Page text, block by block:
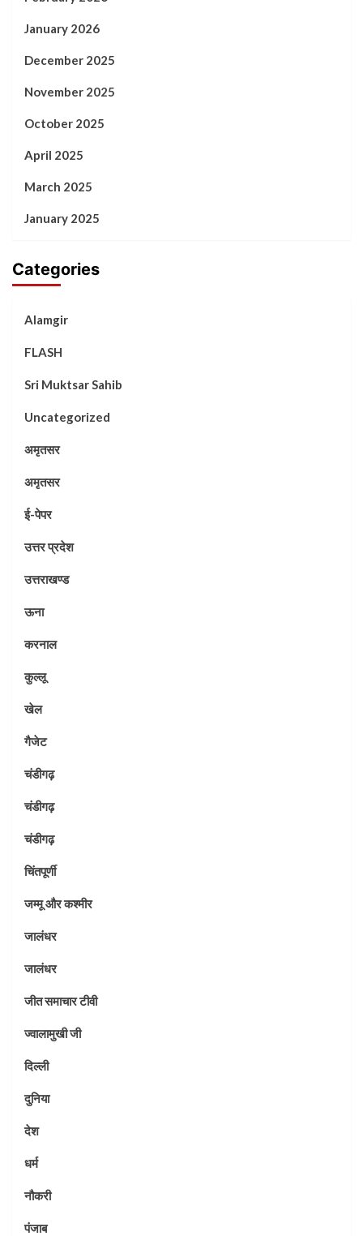
January 2026
December 2025
November 2025
October 2025
April 2025
March 2025
January 2025
Categories
Alamgir
FLASH
Sri Muktsar Sahib
Uncategorized
अमृतसर
अमृतसर
ई-पेपर
उत्तर प्रदेश
उत्तराखण्ड
ऊना
करनाल
कुल्लू
खेल
गैजेट
चंडीगढ़
चंडीगढ़
चंडीगढ़
चिंतपूर्णी
जम्मू और कश्मीर
जालंधर
जालंधर
जीत समाचार टीवी
ज्वालामुखी जी
दिल्ली
दुनिया
देश
धर्म
नौकरी
पंजाब